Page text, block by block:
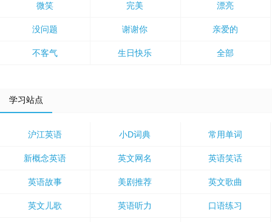
微笑 完美 漂亮
没问题 谢谢你 亲爱的
不客气 生日快乐 全部
学习站点
沪江英语 小D词典 常用单词
新概念英语 英文网名 英语笑话
英语故事 美剧推荐 英文歌曲
英文儿歌 英语听力 口语练习